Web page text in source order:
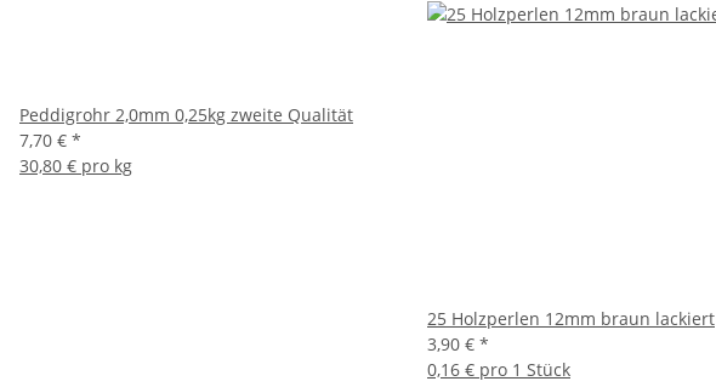
25 Holzperlen 12mm braun lackiert
3,90 € *
0,16 € pro 1 Stück
Peddigrohr 2,0mm 0,25kg zweite Qualität
7,70 € *
30,80 € pro kg